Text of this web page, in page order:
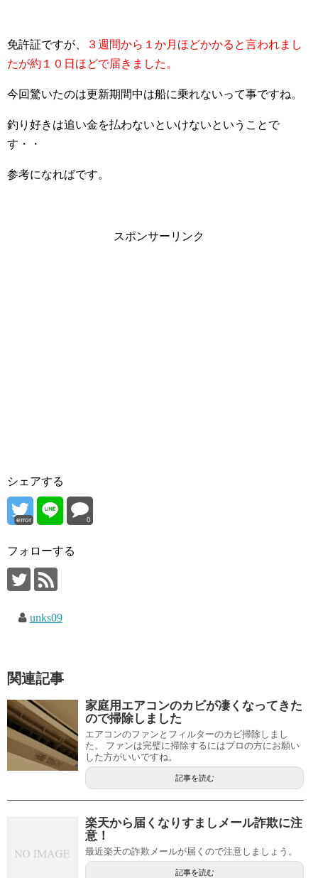
免許証ですが、
３週間から１か月ほどかかると言われまし
たが約１０日ほどで届きました。
今回驚いたのは更新期間中は船に乗れないって事ですね。
釣り好きは追い金を払わないといけないということで
す・・
参考になればです。
スポンサーリンク
シェアする
error 0
フォローする
unks09
関連記事
家庭用エアコンのカビが凄くなってきた
ので掃除しました
エアコンのファンとフィルターのカビ掃除しまし
た。 ファンは完璧に掃除するにはプロの方にお願い
した方がいいですね。
記事を読む
楽天から届くなりすましメール詐欺に注
意！
最近楽天の詐欺メールが届くので注意しましょう。
記事を読む